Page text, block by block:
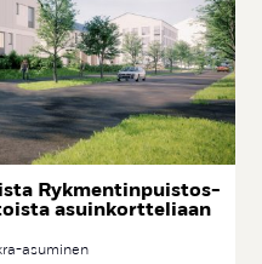
Ryk­men­tin­puis­tos­
asuin­kort­te­liaan
asuminen